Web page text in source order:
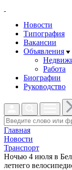
Новости
Типография
Вакансии
Объявления
Работа
Биографии
Руководство
Главная
Новости
Транспорт
Ночью 4 июля в
летнего